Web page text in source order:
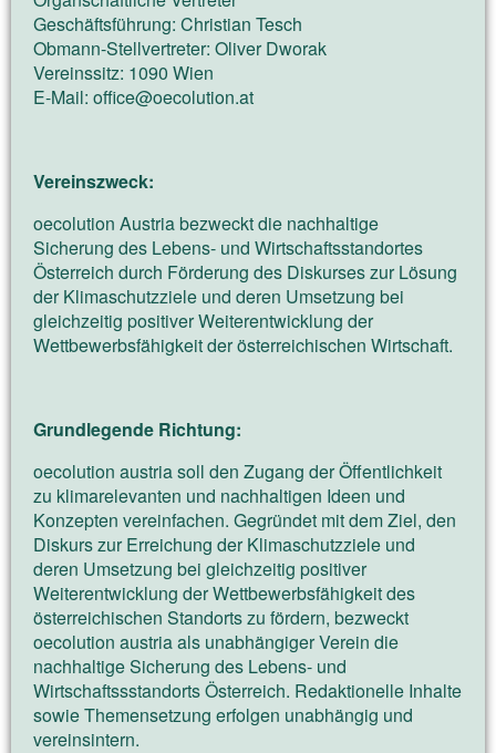
Geschäftsführung: Christian Tesch
Obmann-Stellvertreter: Oliver Dworak
Vereinssitz: 1090 Wien
E-Mail: office@oecolution.at
Vereinszweck:
oecolution Austria bezweckt die nachhaltige
Sicherung des Lebens- und Wirtschaftsstandortes
Österreich durch Förderung des Diskurses zur Lösung
der Klimaschutzziele und deren Umsetzung bei
gleichzeitig positiver Weiterentwicklung der
Wettbewerbsfähigkeit der österreichischen Wirtschaft.
Grundlegende Richtung:
oecolution austria soll den Zugang der Öffentlichkeit
zu klimarelevanten und nachhaltigen Ideen und
Konzepten vereinfachen. Gegründet mit dem Ziel, den
Diskurs zur Erreichung der Klimaschutzziele und
deren Umsetzung bei gleichzeitig positiver
Weiterentwicklung der Wettbewerbsfähigkeit des
österreichischen Standorts zu fördern, bezweckt
oecolution austria als unabhängiger Verein die
nachhaltige Sicherung des Lebens- und
Wirtschaftssstandorts Österreich. Redaktionelle Inhalte
sowie Themensetzung erfolgen unabhängig und
vereinsintern.